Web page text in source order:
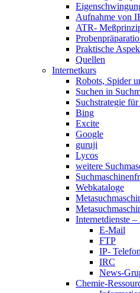
Aufnahme von
ATR-
Praktische
Quellen
Internetkurs
Robots, Spider
Suchen in
Suchstrategie
Bing
Excite
Google
guruji
Lycos
weitere
Webkataloge
Internetdienste
E-Mail
FTP
IP-
IRC
News-
Chemie-